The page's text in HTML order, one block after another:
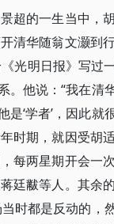
超的一生当中，
清华随翁文灏到
《光明日报》写
。他说：“我在清
‘学者’，因此就
时期，就因受胡
每两星期开会一
廷黻等人。其余
时都是反动的，